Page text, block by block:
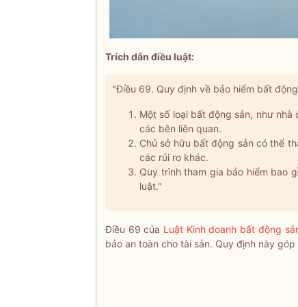
Trích dẫn điều luật:
"Điều 69. Quy định về bảo hiểm bất
Một số loại bất động sản, như
các bên liên quan.
Chủ sở hữu bất động sản có thể
các rủi ro khác.
Quy trình tham gia bảo hiểm bao
luật."
Điều 69 của Luật Kinh doanh bất động
bảo an toàn cho tài sản. Quy định này